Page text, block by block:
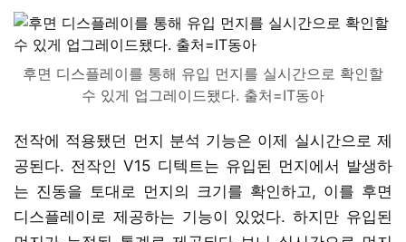
후면 디스플레이를 통해 유입 먼지를 실시간으로 확인할
수 있게 업그레이드됐다. 출처=IT동아
전작에 적용됐던 먼지 분석 기능은 이제 실시간으로 제
공된다. 전작인 V15 디텍트는 유입된 먼지에서 발생하
는 진동을 토대로 먼지의 크기를 확인하고, 이를 후면
디스플레이로 제공하는 기능이 있었다. 하지만 유입된